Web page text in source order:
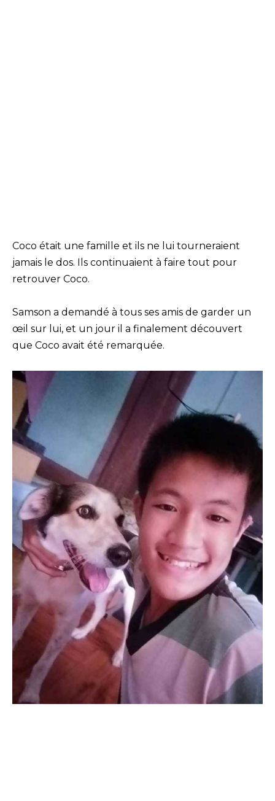
Coco était une famille et ils ne lui tourneraient
jamais le dos. Ils continuaient à faire tout pour
retrouver Coco.
Samson a demandé à tous ses amis de garder un
œil sur lui, et un jour il a finalement découvert
que Coco avait été remarquée.